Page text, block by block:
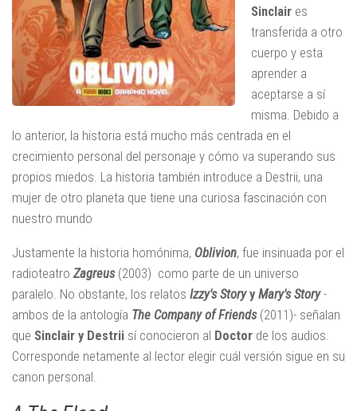
Sinclair es
transferida a otro
cuerpo y esta
aprender a
aceptarse a sí
misma. Debido a
lo anterior, la historia está mucho más centrada en el
crecimiento personal del personaje y cómo va superando sus
propios miedos. La historia también introduce a Destrii, una
mujer de otro planeta que tiene una curiosa fascinación con
nuestro mundo
Justamente la historia homónima, Oblivion, fue insinuada por el
radioteatro Zagreus (2003) como parte de un universo
paralelo. No obstante, los relatos Izzy's Storyy Mary's Story-
ambos de la antología The Company of Friends(2011)- señalan
que Sinclair y Destrii sí conocieron al Doctor de los audios.
Corresponde netamente al lector elegir cuál versión sigue en su
canon personal.